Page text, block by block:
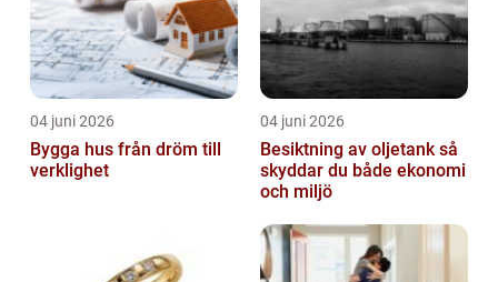
04 juni 2026
Bygga hus från dröm till
verklighet
04 juni 2026
Besiktning av oljetank så
skyddar du både ekonomi
och miljö